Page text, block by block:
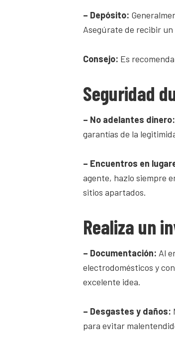
– Depósito:
Asegúrate de recibir
Consejo: Es
Seguridad
– No adelantes dinero:
garantías de la
– Encuentros en
agente, hazlo siempre
sitios apartados.
Realiza un
– Documentación: Al
electrodomésticos y
excelente idea.
– Desgastes y daños:
para evitar